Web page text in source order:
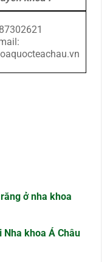
ở nha khoa
khoa Á Châu